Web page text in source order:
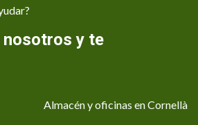
y te
Almacén y oficinas en Cornellà